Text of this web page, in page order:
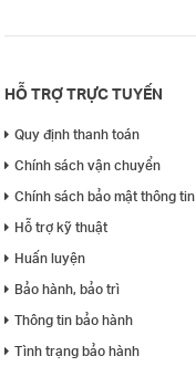
HỖ TRỢ TRỰC TUYẾN
Quy định thanh toán
Chính sách vận chuyển
Chính sách bảo mật thông tin
Hỗ trợ kỹ thuật
Huấn luyện
Bảo hành, bảo trì
Thông tin bảo hành
Tình trạng bảo hành